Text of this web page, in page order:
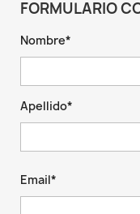
FORMULARIO
Nombre*
Apellido*
Email*